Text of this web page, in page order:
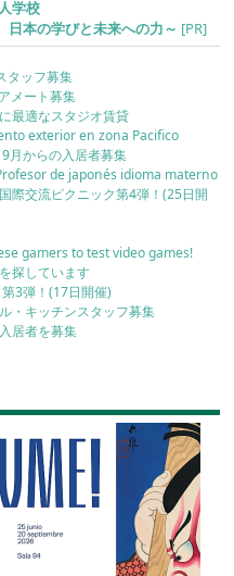
学校
日本の学びと未来への力～ [PR]
タッフ募集
メート募集
最適なスタジオ賃貸
exterior en zona Pacifico
月からの入居者募集
de japonés idioma materno
際交流ピクニック第4弾！(25日開
gamers to test video games!
探しています
3弾！(17日開催)
・キッチンスタッフ募集
居者を募集